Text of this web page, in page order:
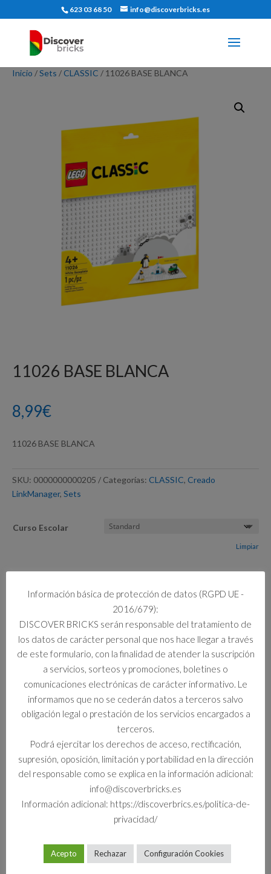
623 03 68 50 info@discoverbricks.es
Inicio /Sets /CLASSIC / 11026 BASE BLANCA
11026 BASE BLANCA
8,99€
11026 BASE BLANCA
SKU: 0000000000205 Categorías: CLASSIC, Creado
LinkManager, Sets
Curso Escolar
Limpiar
11026
BLANCA
cantidad
Información adicional
Información adicional
Curso Escolar
Standard
Productos relacionados
Información básica de protección de datos (RGPD UE -
2016/679):
DISCOVER BRICKS serán responsable del tratamiento de
los datos de carácter personal que nos hace llegar a través
de este formulario, con la finalidad de atender la suscripción
a servicios, sorteos y promociones, boletines o
comunicaciones electrónicas de carácter informativo. Le
informamos que no se cederán datos a terceros salvo
obligación legal o prestación de los servicios encargados a
terceros.
Podrá ejercitar los derechos de acceso, rectificación,
supresión, oposición, limitación y portabilidad en la dirección
del responsable como se explica en la información adicional:
info@discoverbricks.es
Información adicional: https://discoverbrics.es/politica-de-
privacidad/
Acepto Rechazar Configuración Cookies